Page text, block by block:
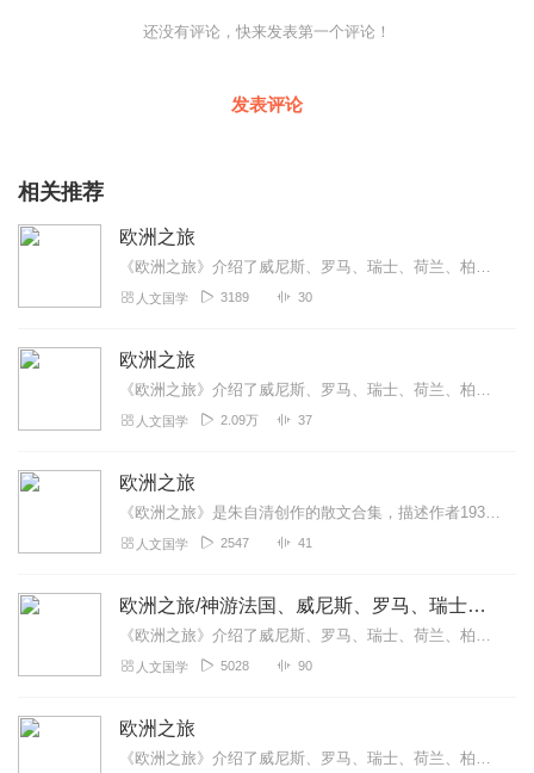
还没有评论，快来发表第一个评论！
发表评论
相关推荐
欧洲之旅
《欧洲之旅》介绍了威尼斯、罗马、瑞士、荷兰、柏林等。
人文国学 3189 30
欧洲之旅
《欧洲之旅》介绍了威尼斯、罗马、瑞士、荷兰、柏林等。
人文国学 2.09万 37
欧洲之旅
《欧洲之旅》是朱自清创作的散文合集，描述作者1931年赴欧游学经历，记录考察欧洲文明的见闻。全书以巴黎、威尼斯等城市为主线，通过自然景观、建筑艺术及社会观察呈现...
人文国学 2547 41
欧洲之旅/神游法国、威尼斯、罗马、瑞士、荷兰、柏林
《欧洲之旅》介绍了威尼斯、罗马、瑞士、荷兰、柏林等。
人文国学 5028 90
欧洲之旅
《欧洲之旅》介绍了威尼斯、罗马、瑞士、荷兰、柏林等。